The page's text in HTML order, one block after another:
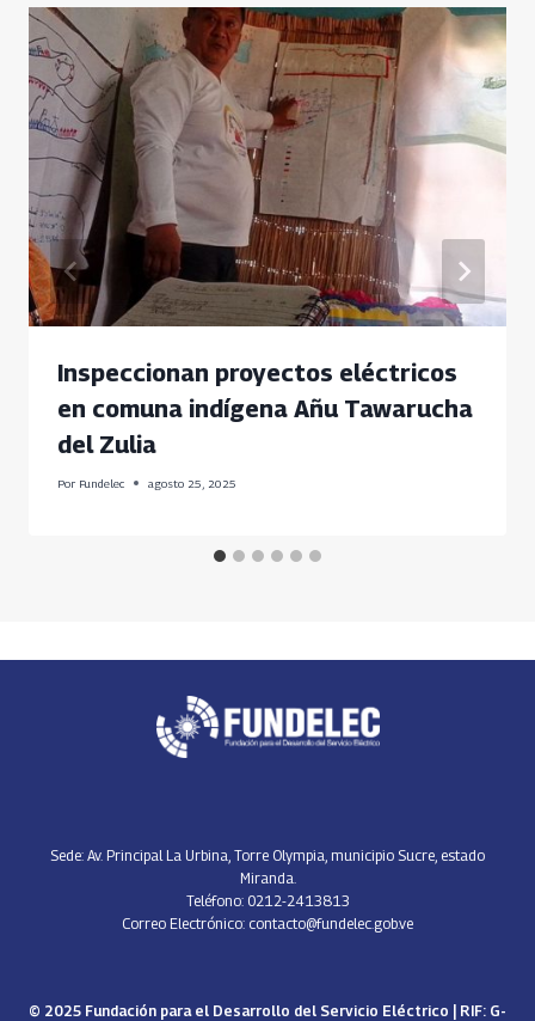
Inspeccionan proyectos eléctricos
en comuna indígena Añu Tawarucha
del Zulia
Por Fundelec agosto 25, 2025
Sede: Av. Principal La Urbina, Torre Olympia, municipio Sucre, estado
Miranda.
Teléfono: 0212-2413813
Correo Electrónico: contacto@fundelec.gob.ve
© 2025 Fundación para el Desarrollo del Servicio Eléctrico | RIF: G-